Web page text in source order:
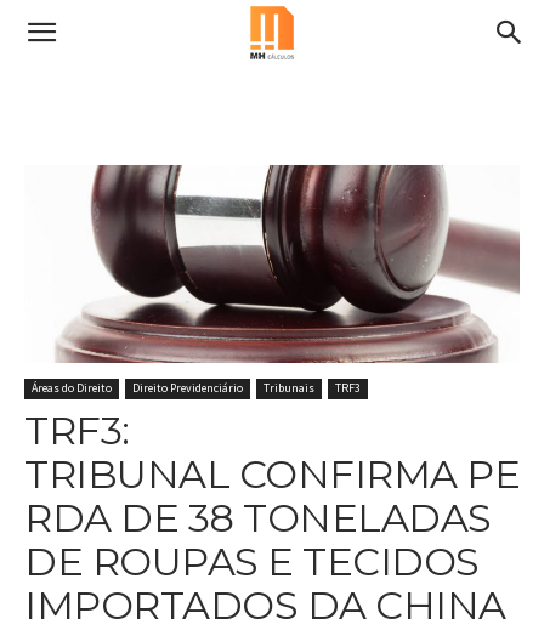
Áreas do Direito Direito Previdenciário Tribunais TRF3
TRF3:
TRIBUNAL CONFIRMA PE
RDA DE 38 TONELADAS
DE ROUPAS E TECIDOS
IMPORTADOS DA CHINA